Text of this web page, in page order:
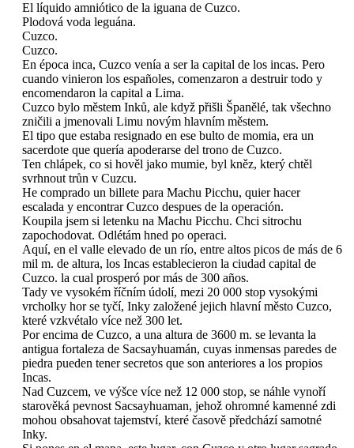
El líquido amniótico de la iguana de Cuzco.
Plodová voda leguána.
Cuzco.
Cuzco.
En época inca, Cuzco venía a ser la capital de los incas. Pero
cuando vinieron los españoles, comenzaron a destruir todo y
encomendaron la capital a Lima.
Cuzco bylo městem Inků, ale když přišli Španělé, tak všechno
zničili a jmenovali Limu novým hlavním městem.
El tipo que estaba resignado en ese bulto de momia, era un
sacerdote que quería apoderarse del trono de Cuzco.
Ten chlápek, co si hověl jako mumie, byl kněz, který chtěl
svrhnout trůn v Cuzcu.
He comprado un billete para Machu Picchu, quier hacer
escalada y encontrar Cuzco despues de la operación.
Koupila jsem si letenku na Machu Picchu. Chci sitrochu
zapochodovat. Odlétám hned po operaci.
Aquí, en el valle elevado de un río, entre altos picos de más de 6
mil m. de altura, los Incas establecieron la ciudad capital de
Cuzco. la cual prosperó por más de 300 años.
Tady ve vysokém říčním údolí, mezi 20 000 stop vysokými
vrcholky hor se tyčí, Inky založené jejich hlavní město Cuzco,
které vzkvétalo více než 300 let.
Por encima de Cuzco, a una altura de 3600 m. se levanta la
antigua fortaleza de Sacsayhuamán, cuyas inmensas paredes de
piedra pueden tener secretos que son anteriores a los propios
Incas.
Nad Cuzcem, ve výšce více než 12 000 stop, se náhle vynoří
starověká pevnost Sacsayhuaman, jehož ohromné kamenné zdi
mohou obsahovat tajemství, které časově předchází samotné
Inky.